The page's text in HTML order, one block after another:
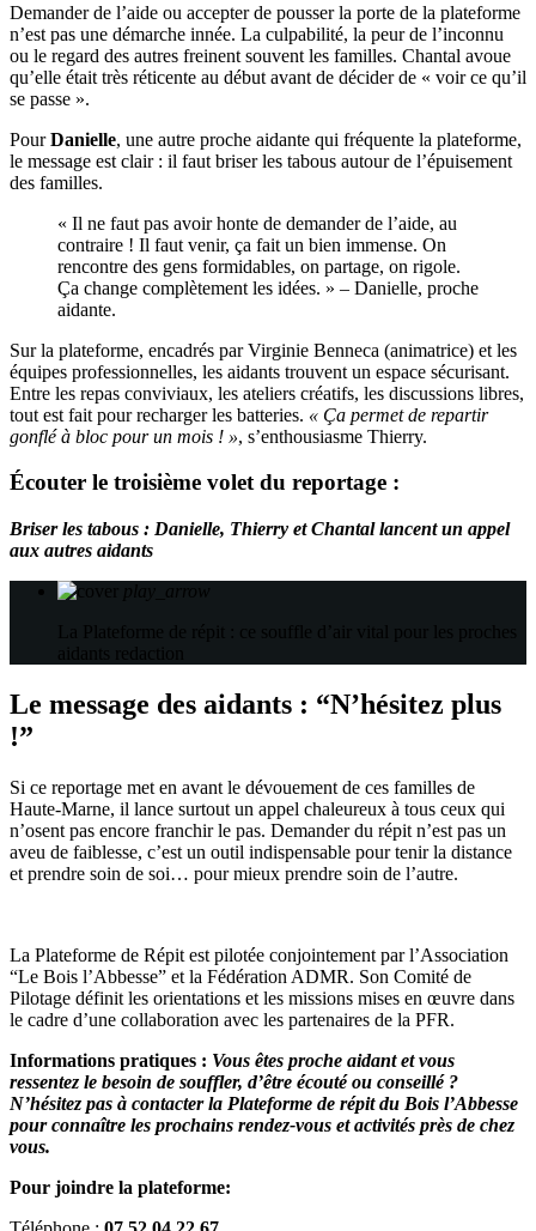
Demander de l’aide ou accepter de pousser la porte de la plateforme
n’est pas une démarche innée. La culpabilité, la peur de l’inconnu
ou le regard des autres freinent souvent les familles. Chantal avoue
qu’elle était très réticente au début avant de décider de « voir ce qu’il
se passe ».
PourDanielle, une autre proche aidante qui fréquente la plateforme,
le message est clair : il faut briser les tabous autour de l’épuisement
des familles.
« Il ne faut pas avoir honte de demander de l’aide, au
contraire ! Il faut venir, ça fait un bien immense. On
rencontre des gens formidables, on partage, on rigole.
Ça change complètement les idées. » – Danielle, proche
aidante.
Sur la plateforme, encadrés par Virginie Benneca (animatrice) et les
équipes professionnelles, les aidants trouvent un espace sécurisant.
Entre les repas conviviaux, les ateliers créatifs, les discussions libres,
tout est fait pour recharger les batteries. « Ça permet de repartir
gonflé à bloc pour un mois ! », s’enthousiasme Thierry.
Écouter le troisième volet du reportage :
Briser les tabous : Danielle, Thierry et Chantal lancent un appel
aux autres aidants
play_arrow
La Plateforme de répit : ce souffle d’air vital pour les proches
aidants
redaction
Le message des aidants : “N’hésitez plus
!”
Si ce reportage met en avant le dévouement de ces familles de
Haute-Marne, il lance surtout un appel chaleureux à tous ceux qui
n’osent pas encore franchir le pas. Demander du répit n’est pas un
aveu de faiblesse, c’est un outil indispensable pour tenir la distance
et prendre soin de soi… pour mieux prendre soin de l’autre.
La Plateforme de Répit est pilotée conjointement par l’Association
“Le Bois l’Abbesse” et la Fédération ADMR. Son Comité de
Pilotage définit les orientations et les missions mises en œuvre dans
le cadre d’une collaboration avec les partenaires de la PFR.
Informations pratiques : Vous êtes proche aidant et vous
ressentez le besoin de souffler, d’être écouté ou conseillé ?
N’hésitez pas à contacter la Plateforme de répit du Bois l’Abbesse
pour connaître les prochains rendez-vous et activités près de chez
vous.
Pour joindre la plateforme: